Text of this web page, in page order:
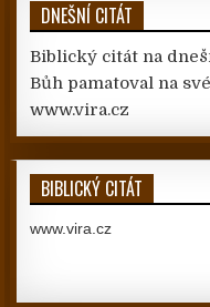
DNEŠNÍ CITÁT
Biblický citát na
Bůh pamatoval na
www.vira.cz
BIBLICKÝ CITÁT
www.vira.cz